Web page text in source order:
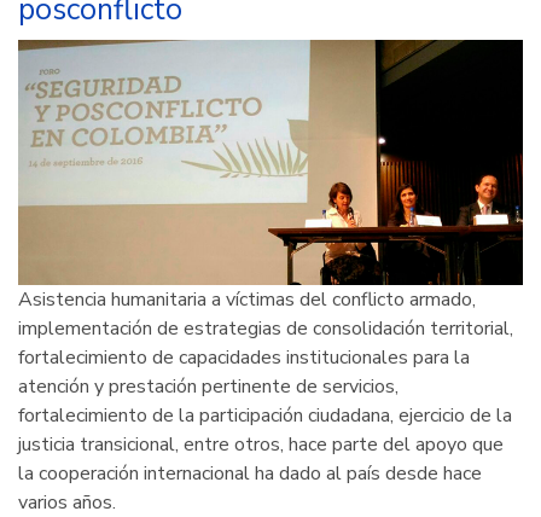
becas
para
estudiar
en
España
posconflicto
Asistencia humanitaria a víctimas del conflicto armado,
implementación de estrategias de consolidación territorial,
fortalecimiento de capacidades institucionales para la
atención y prestación pertinente de servicios,
fortalecimiento de la participación ciudadana, ejercicio de la
justicia transicional, entre otros, hace parte del apoyo que
la cooperación internacional ha dado al país desde hace
varios años.